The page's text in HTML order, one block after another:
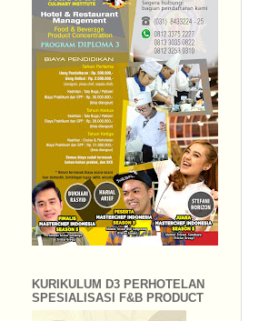
KURIKULUM D3 PERHOTELAN
SPESIALISASI F&B PRODUCT